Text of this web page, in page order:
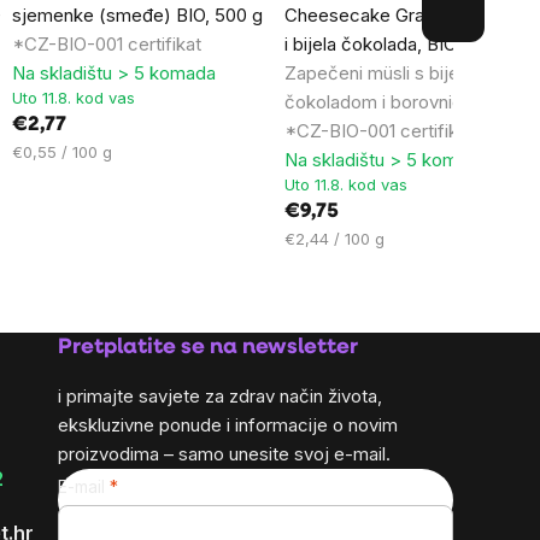
sjemenke (smeđe) BIO, 500 g
*CZ-BIO-001 certifikat
Na skladištu > 5 komada
Uto 11.8. kod vas
€2,77
Cijena
€0,55 / 100 g
Cheesecake Granola,
i bijela čokolada, BIO, 400 g
Zapečeni müsli s bijelom
čokoladom i borovnicama /
*CZ-BIO-001 certifikat
Na skladištu > 5 komada
Uto 11.8. kod vas
€9,75
Cijena
€2,44 / 100 g
Pretplatite se na newsletter
i primajte savjete za zdrav način života,
ekskluzivne ponude i informacije o novim
proizvodima – samo unesite svoj e-mail.
E-mail